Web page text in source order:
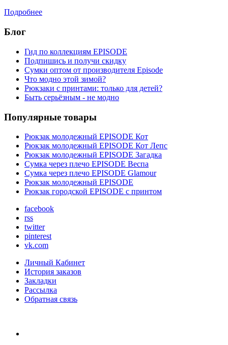
Подробнее
Блог
Гид по коллекциям EPISODE
Подпишись и получи скидку
Сумки оптом от производителя Episode
Что модно этой зимой?
Рюкзаки с принтами: только для детей?
Быть серьёзным - не модно
Популярные товары
Рюкзак молодежный EPISODE Кот
Рюкзак молодежный EPISODE Кот Лепс
Рюкзак молодежный EPISODE Загадка
Сумка через плечо EPISODE Веспа
Сумка через плечо EPISODE Glamour
Рюкзак молодежный EPISODE
Рюкзак городской EPISODE с принтом
facebook
rss
twitter
pinterest
vk.com
Личный Кабинет
История заказов
Закладки
Рассылка
Обратная связь